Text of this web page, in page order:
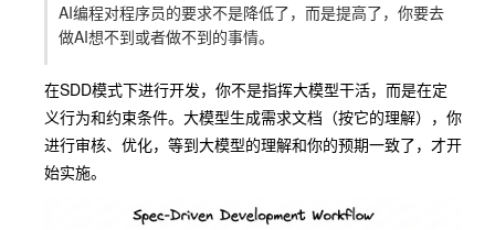
AI编程对程序员的要求不是降低了，而是提高了，你要去
做AI想不到或者做不到的事情。
在SDD模式下进行开发，你不是指挥大模型干活，而是在定
义行为和约束条件。大模型生成需求文档（按它的理解），你
进行审核、优化，等到大模型的理解和你的预期一致了，才开
始实施。